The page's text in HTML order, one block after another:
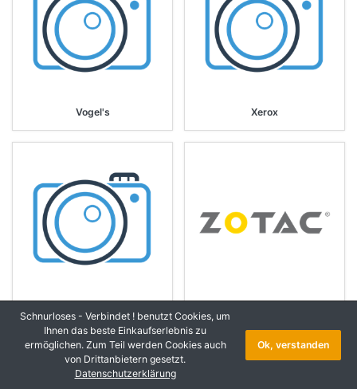
Vogel's Xerox
Yealink
Zotac
Schnurloses - Verbindet ! benutzt Cookies, um
Ihnen das beste Einkaufserlebnis zu
ermöglichen. Zum Teil werden Cookies auch
von Drittanbietern gesetzt.
Datenschutzerklärung
Ok, verstanden